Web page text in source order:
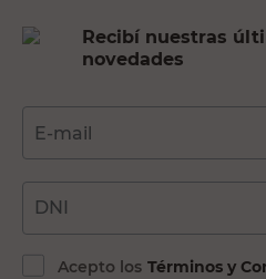
Recibí nuestras
novedades
E-mail
DNI
Acepto los Términos y